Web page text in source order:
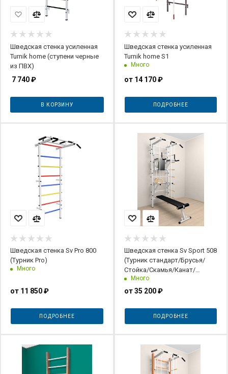
Шведская стенка усиленная
Turnik home (ступени черные
из ПВХ)
7 740₽
В КОРЗИНУ
Шведская стенка усиленная
Turnik home S1
Много
от 14 170 ₽
ПОДРОБНЕЕ
Шведская стенка Sv Pro 800
(Турник Pro)
Много
от 11 850 ₽
ПОДРОБНЕЕ
Шведская стенка Sv Sport 508
(Турник стандарт/Брусья/
Стойка/Скамья/Канат/
Кольца/Лестница) арт.508
Много
от35 200 ₽
ПОДРОБНЕЕ